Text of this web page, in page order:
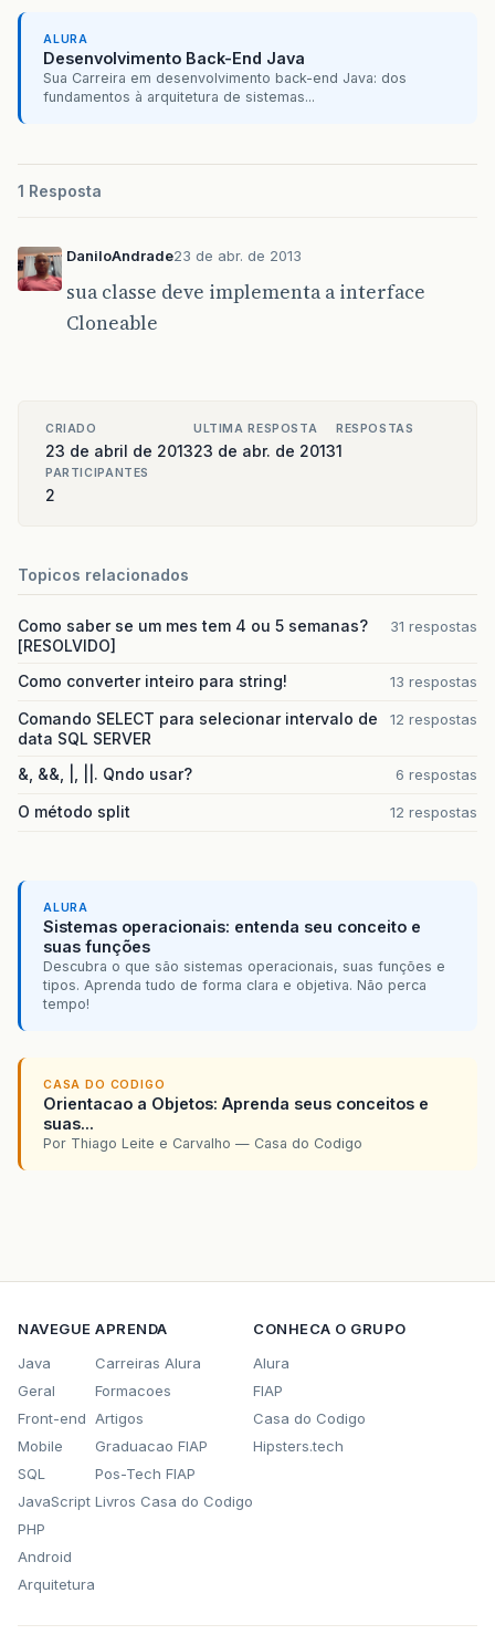
ALURA
Desenvolvimento Back-End Java
Sua Carreira em desenvolvimento back-end Java: dos
fundamentos à arquitetura de sistemas...
1 Resposta
DaniloAndrade23 de abr. de 2013
sua classe deve implementa a interface
Cloneable
CRIADO
23 de abril de 2013
ULTIMA RESPOSTA
23 de abr. de 2013
RESPOSTAS
1
PARTICIPANTES
2
Topicos relacionados
Como saber se um mes tem 4 ou 5 semanas?
[RESOLVIDO]
31 respostas
Como converter inteiro para string! 13 respostas
Comando SELECT para selecionar intervalo de
data SQL SERVER
12 respostas
&, &&, |, ||. Qndo usar? 6 respostas
O método split 12 respostas
ALURA
Sistemas operacionais: entenda seu conceito e
suas funções
Descubra o que são sistemas operacionais, suas funções e
tipos. Aprenda tudo de forma clara e objetiva. Não perca
tempo!
CASA DO CODIGO
Orientacao a Objetos: Aprenda seus conceitos e
suas...
Por Thiago Leite e Carvalho — Casa do Codigo
NAVEGUE
Java
Geral
Front-end
Mobile
SQL
JavaScript
PHP
Android
Arquitetura
APRENDA
Carreiras Alura
Formacoes
Artigos
Graduacao FIAP
Pos-Tech FIAP
Livros Casa do Codigo
CONHECA O GRUPO
Alura
FIAP
Casa do Codigo
Hipsters.tech